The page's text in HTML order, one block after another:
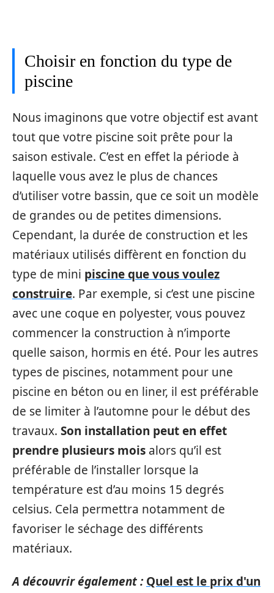
Choisir en fonction du type de
piscine
Nous imaginons que votre objectif est avant
tout que votre piscine soit prête pour la
saison estivale. C’est en effet la période à
laquelle vous avez le plus de chances
d’utiliser votre bassin, que ce soit un modèle
de grandes ou de petites dimensions.
Cependant, la durée de construction et les
matériaux utilisés diffèrent en fonction du
type de mini piscine que vous voulez
construire. Par exemple, si c’est une piscine
avec une coque en polyester, vous pouvez
commencer la construction à n’importe
quelle saison, hormis en été. Pour les autres
types de piscines, notamment pour une
piscine en béton ou en liner, il est préférable
de se limiter à l’automne pour le début des
travaux. Son installation peut en effet
prendre plusieurs mois alors qu’il est
préférable de l’installer lorsque la
température est d’au moins 15 degrés
celsius. Cela permettra notamment de
favoriser le séchage des différents
matériaux.
A découvrir également : Quel est le prix d'un